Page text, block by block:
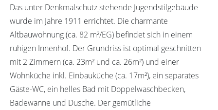
Das unter Denkmalschutz stehende Jugendstilgebäude
wurde im Jahre 1911 errichtet. Die charmante
Altbauwohnung (ca. 82 m²/EG) befindet sich in einem
ruhigen Innenhof. Der Grundriss ist optimal geschnitten
mit 2 Zimmern (ca. 23m² und ca. 26m²) und einer
Wohnküche inkl. Einbauküche (ca. 17m²), ein separates
Gäste-WC, ein helles Bad mit Doppelwaschbecken,
Badewanne und Dusche. Der gemütliche